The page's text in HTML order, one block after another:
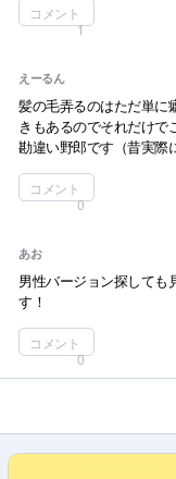
コメント
1
えーるん
髪の毛弄るのはただ単に
きもあるのでそれだけで
勘違い野郎です（昔実際
コメント
0
あお
男性バージョン探しても
す！
コメント
0